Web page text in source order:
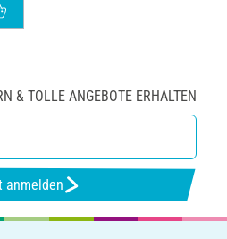
& TOLLE ANGEBOTE ERHALTEN
anmelden